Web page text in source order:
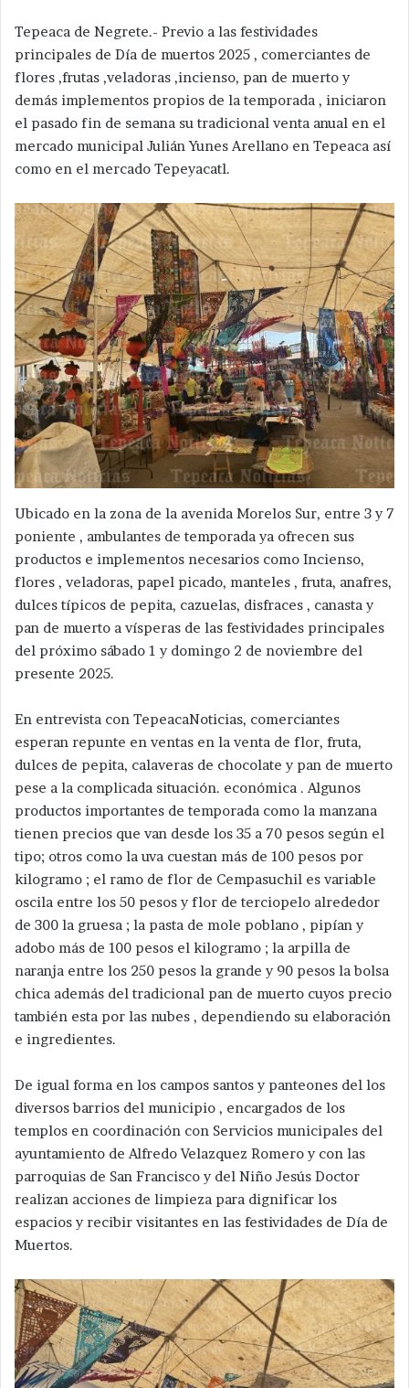
Tepeaca de Negrete.- Previo a las festividades
principales de Día de muertos 2025 , comerciantes de
flores ,frutas ,veladoras ,incienso, pan de muerto y
demás implementos propios de la temporada , iniciaron
el pasado fin de semana su tradicional venta anual en el
mercado municipal Julián Yunes Arellano en Tepeaca así
como en el mercado Tepeyacatl.
Ubicado en la zona de la avenida Morelos Sur, entre 3 y 7
poniente , ambulantes de temporada ya ofrecen sus
productos e implementos necesarios como Incienso,
flores , veladoras, papel picado, manteles , fruta, anafres,
dulces típicos de pepita, cazuelas, disfraces , canasta y
pan de muerto a vísperas de las festividades principales
del próximo sábado 1 y domingo 2 de noviembre del
presente 2025.
En entrevista con TepeacaNoticias, comerciantes
esperan repunte en ventas en la venta de flor, fruta,
dulces de pepita, calaveras de chocolate y pan de muerto
pese a la complicada situación. económica . Algunos
productos importantes de temporada como la manzana
tienen precios que van desde los 35 a 70 pesos según el
tipo; otros como la uva cuestan más de 100 pesos por
kilogramo ; el ramo de flor de Cempasuchil es variable
oscila entre los 50 pesos y flor de terciopelo alrededor
de 300 la gruesa ; la pasta de mole poblano , pipían y
adobo más de 100 pesos el kilogramo ; la arpilla de
naranja entre los 250 pesos la grande y 90 pesos la bolsa
chica además del tradicional pan de muerto cuyos precio
también esta por las nubes , dependiendo su elaboración
e ingredientes.
De igual forma en los campos santos y panteones del los
diversos barrios del municipio , encargados de los
templos en coordinación con Servicios municipales del
ayuntamiento de Alfredo Velazquez Romero y con las
parroquias de San Francisco y del Niño Jesús Doctor
realizan acciones de limpieza para dignificar los
espacios y recibir visitantes en las festividades de Día de
Muertos.